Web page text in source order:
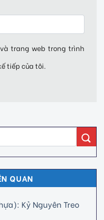
trang web trong trình
tiếp của tôi.
QUAN
Kỷ Nguyên Treo